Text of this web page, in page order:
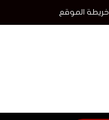
خريطة الموقع